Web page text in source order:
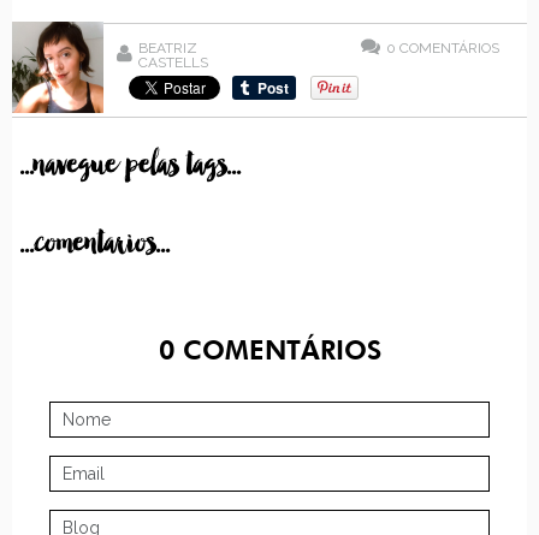
BEATRIZ
CASTELLS
0 COMENTÁRIOS
...navegue pelas tags...
...comentarios...
0COMENTÁRIOS